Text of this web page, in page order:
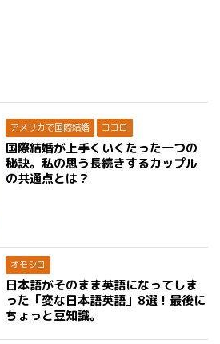
アメリカで国際結婚 ココロ
国際結婚が上手くいくたった一つの
秘訣。私の思う長続きするカップル
の共通点とは？
オモシロ
日本語がそのまま英語になってしま
った「変な日本語英語」8選！最後に
ちょっと豆知識。